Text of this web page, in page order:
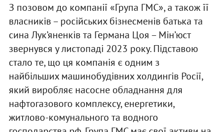
З позовом до компанії «Група ГМС», а також її
власників – російських бізнесменів батька та
сина Лук’яненків та Германа Цоя – Мін’юст
звернувся у листопаді 2023 року. Підставою
стало те, що ця компанія є одним з
найбільших машинобудівних холдингів Росії,
який виробляє насосне обладнання для
нафтогазового комплексу, енергетики,
житлово-комунального та водного